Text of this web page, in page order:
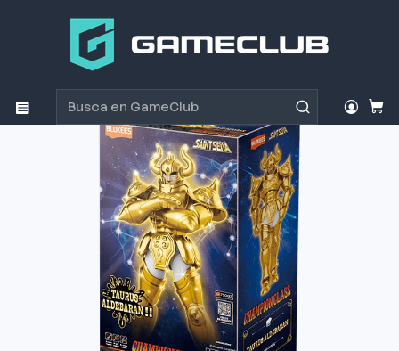
Productos
Figura de Colección Blokees Saint Seiya Champion
Tauro Class 06